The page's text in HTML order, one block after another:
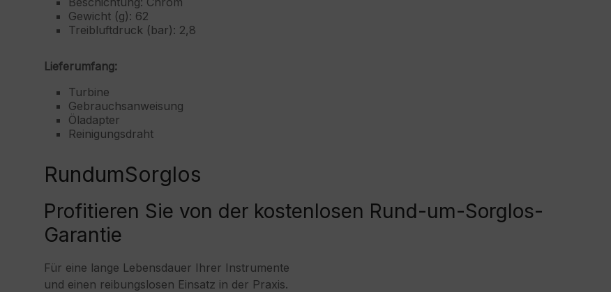
Gewicht (g): 62
Treibluftdruck (bar): 2,8
Lieferumfang:
Turbine
Gebrauchsanweisung
Öladapter
Reinigungsdraht
RundumSorglos
Profitieren Sie von der kostenlosen Rund-um-Sorglos-
Garantie
Für eine lange Lebensdauer Ihrer Instrumente
und einen reibungslosen Einsatz in der Praxis.